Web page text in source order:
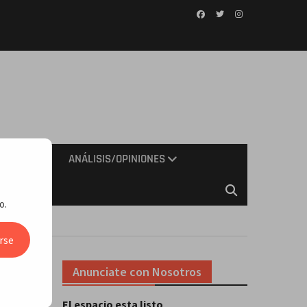
ANÁLISIS/OPINIONES
Anunciate con Nosotros
El espacio esta listo